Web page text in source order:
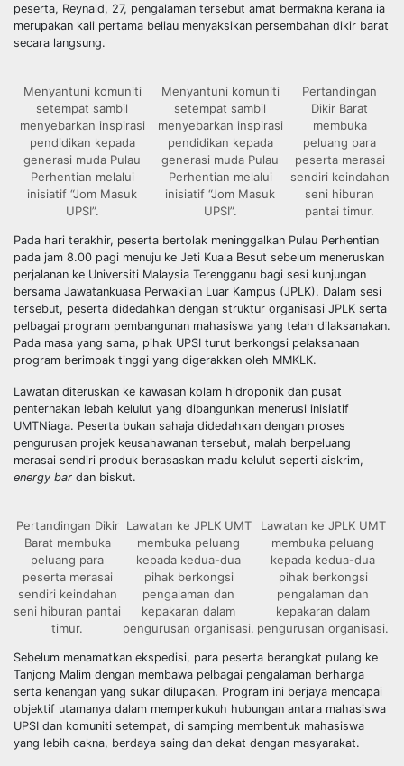
peserta, Reynald, 27, pengalaman tersebut amat bermakna kerana ia
merupakan kali pertama beliau menyaksikan persembahan dikir barat
secara langsung.
Menyantuni komuniti
setempat sambil
menyebarkan inspirasi
pendidikan kepada
generasi muda Pulau
Perhentian melalui
inisiatif “Jom Masuk
UPSI”.
Menyantuni komuniti
setempat sambil
menyebarkan inspirasi
pendidikan kepada
generasi muda Pulau
Perhentian melalui
inisiatif “Jom Masuk
UPSI”.
Pertandingan
Dikir Barat
membuka
peluang para
peserta merasai
sendiri keindahan
seni hiburan
pantai timur.
Pada hari terakhir, peserta bertolak meninggalkan Pulau Perhentian
pada jam 8.00 pagi menuju ke Jeti Kuala Besut sebelum meneruskan
perjalanan ke Universiti Malaysia Terengganu bagi sesi kunjungan
bersama Jawatankuasa Perwakilan Luar Kampus (JPLK). Dalam sesi
tersebut, peserta didedahkan dengan struktur organisasi JPLK serta
pelbagai program pembangunan mahasiswa yang telah dilaksanakan.
Pada masa yang sama, pihak UPSI turut berkongsi pelaksanaan
program berimpak tinggi yang digerakkan oleh MMKLK.
Lawatan diteruskan ke kawasan kolam hidroponik dan pusat
penternakan lebah kelulut yang dibangunkan menerusi inisiatif
UMTNiaga. Peserta bukan sahaja didedahkan dengan proses
pengurusan projek keusahawanan tersebut, malah berpeluang
merasai sendiri produk berasaskan madu kelulut seperti aiskrim,
energy bar dan biskut.
Pertandingan Dikir
Barat membuka
peluang para
peserta merasai
sendiri keindahan
seni hiburan pantai
timur.
Lawatan ke JPLK UMT
membuka peluang
kepada kedua-dua
pihak berkongsi
pengalaman dan
kepakaran dalam
pengurusan organisasi.
Lawatan ke JPLK UMT
membuka peluang
kepada kedua-dua
pihak berkongsi
pengalaman dan
kepakaran dalam
pengurusan organisasi.
Sebelum menamatkan ekspedisi, para peserta berangkat pulang ke
Tanjong Malim dengan membawa pelbagai pengalaman berharga
serta kenangan yang sukar dilupakan. Program ini berjaya mencapai
objektif utamanya dalam memperkukuh hubungan antara mahasiswa
UPSI dan komuniti setempat, di samping membentuk mahasiswa
yang lebih cakna, berdaya saing dan dekat dengan masyarakat.